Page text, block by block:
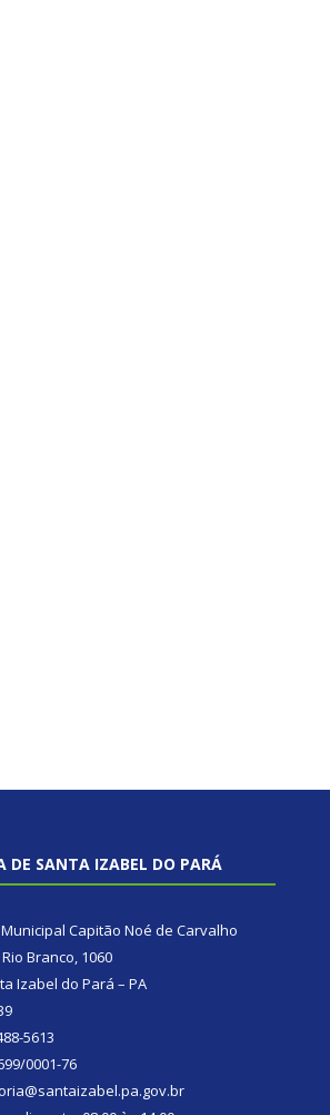
DE SANTA IZABEL DO PARÁ
Capitão Noé de Carvalho
Branco, 1060
Izabel do Pará – PA
5613
0001-76